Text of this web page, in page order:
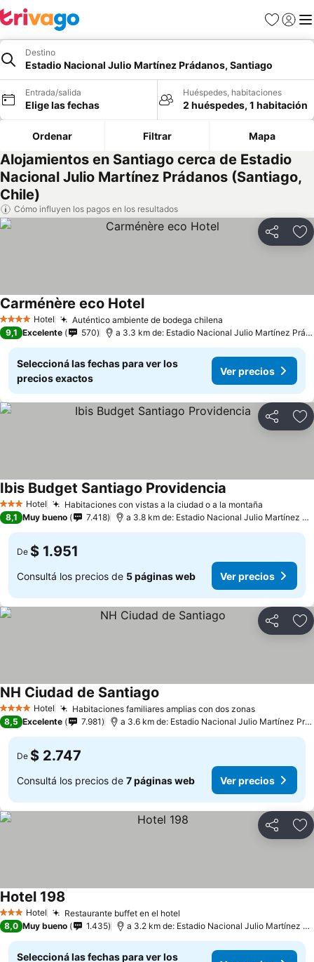
Favoritos
Iniciar
Destino
Estadio Nacional Julio Martínez Prádanos, Santiago
Entrada/salida
Elige las fechas
Huéspedes, habitaciones
2 huéspedes, 1 habitación
Ordenar Filtrar Mapa
Alojamientos en Santiago cerca de Estadio
Nacional Julio Martínez Prádanos (Santiago,
Chile)
Cómo influyen los pagos en los resultados
Compartir
4 EstrellasHotel Auténtico ambiente de bodega chilena
Carménère eco Hotel
9,1 Excelente 570 a 3.3 km de: Estadio Nacional Julio Martínez Prádanos
Seleccioná las fechas para ver los
precios exactos
Ver precios
Compartir
3 Estrellas
Hotel Habitaciones con vistas a la ciudad o a la montaña
Ibis Budget Santiago Providencia
8,1 Muy bueno 7.418 a 3.8 km de: Estadio Nacional Julio Martínez Prádanos
De $ 1.951
Consultá los precios de 5 páginas web Ver precios
Compartir
4 EstrellasHotel Habitaciones familiares amplias con dos zonas
NH Ciudad de Santiago
8,5 Excelente 7.981 a 3.6 km de: Estadio Nacional Julio Martínez Prádanos
De $ 2.747
Consultá los precios de 7 páginas web Ver precios
Compartir
3 Estrellas
Hotel Restaurante buffet en el hotel
Hotel 198
8,0 Muy bueno 1.435 a 3.2 km de: Estadio Nacional Julio Martínez Prádanos
Seleccioná las fechas para ver los